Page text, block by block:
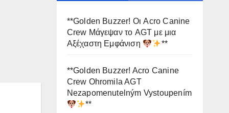
**Golden Buzzer! Οι Acro Canine
Crew Μάγεψαν το AGT με μια
Αξέχαστη Εμφάνιση
**
**Golden Buzzer! Acro Canine
Crew Ohromila AGT
Nezapomenutelným Vystoupením
**